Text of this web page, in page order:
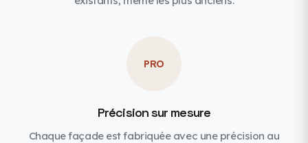
PRO
Précision sur mesure
Chaque façade est fabriquée avec une précision au